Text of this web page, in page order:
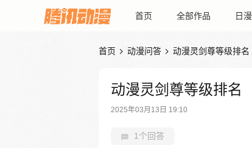
首页 全部作品 日漫
首页  动漫问答  动漫灵剑尊等级排名
动漫灵剑尊等级排名
2025年03月13日 19:10
1个回答